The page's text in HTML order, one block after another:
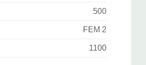
500
FEM 2
1100